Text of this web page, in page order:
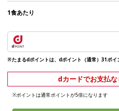
1食あたり
※たまるdポイントは、dポイント（通常）31ポイ
dカードでお支払
※ポイントは通常ポイントが5倍になります